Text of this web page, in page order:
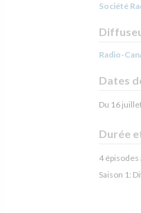
Société
Radio-
Dates
Du 16
Durée
4 épisodes
Saison 1: